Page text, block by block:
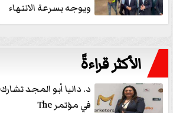
ويوجه بسرعة الانتهاء
من...
الأكثر قراءةً
د. داليا أبو المجد تشارك
في مؤتمر The